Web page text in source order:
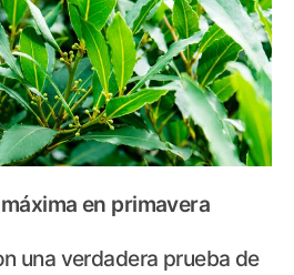
en primavera
una verdadera prueba de